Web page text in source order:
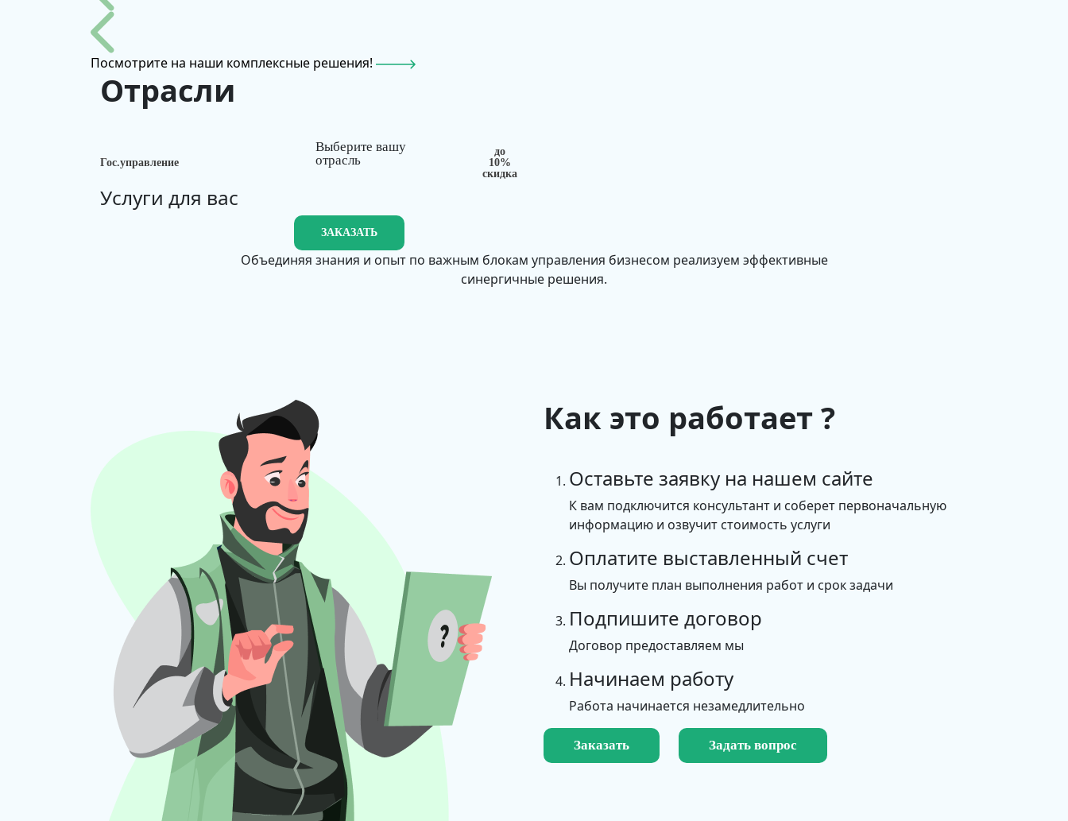
Посмотрите на наши комплексные решения!
Отрасли
Гос.управление
Выберите вашу
отрасль
до
10%
скидка
Услуги для вас
ЗАКАЗАТЬ
Объединяя знания и опыт по важным блокам управления бизнесом реализуем эффективные
синергичные решения.
Как это работает ?
Оставьте заявку на нашем сайте
К вам подключится консультант и соберет первоначальную
информацию и озвучит стоимость услуги
Оплатите выставленный счет
Вы получите план выполнения работ и срок задачи
Подпишите договор
Договор предоставляем мы
Начинаем работу
Работа начинается незамедлительно
Заказать Задать вопрос